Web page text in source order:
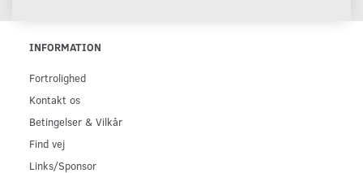
INFORMATION
Fortrolighed
Kontakt os
Betingelser & Vilkår
Find vej
Links/Sponsor